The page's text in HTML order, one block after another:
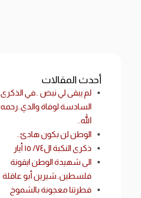
أحدث المقالات
لم يبقى لي نبض ..في الذكرى
السادسة لوفاة والدي..رحمه
الله..
الوطن لن بكون هادئ..
ذكرى النكبة ال٧٤/ ١٥ أيار
الى شهيدة الوطن ايقونة
فلسطين..شيرين أبو عاقلة
فطرتنا معجونة بالشموخ